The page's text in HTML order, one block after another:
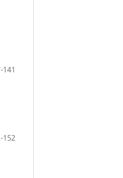
141
152